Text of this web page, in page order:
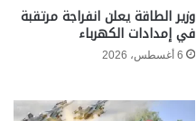
وزير الطاقة يعلن انفراجة مرتقبة
في إمدادات الكهرباء
6 أغسطس، 2026